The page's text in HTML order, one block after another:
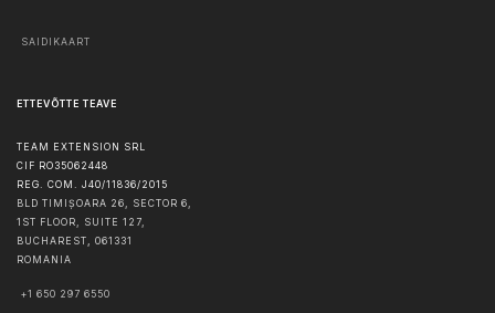
SAIDIKAART
ETTEVÕTTE TEAVE
TEAM EXTENSION SRL
CIF RO35062448
REG. COM. J40/11836/2015
BLD TIMIȘOARA 26, SECTOR 6,
1ST FLOOR, SUITE 127,
BUCHAREST, 061331
ROMANIA
+1 650 297 6550